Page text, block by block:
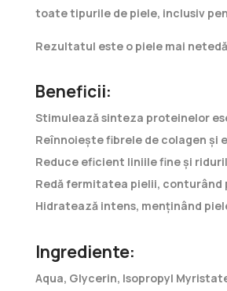
toate tipurile de piele, inclusiv
Rezultatul este o piele mai
Beneficii:
Stimulează sinteza proteinelor
Reînnoiește fibrele de colagen și
Reduce eficient liniile fine și
Redă fermitatea pielii,
Hidratează intens, menținând
Ingrediente:
Aqua, Glycerin, Isopropyl